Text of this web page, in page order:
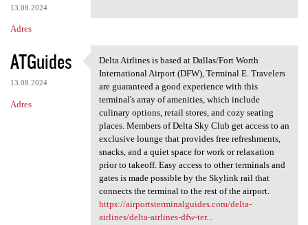
13.08.2024
Adres
ATGuides
13.08.2024
Adres
Delta Airlines is based at
Delta Airlines is based at Dallas/Fort Worth
International Airport (DFW), Terminal E. Travelers
are guaranteed a good experience with this
terminal's array of amenities, which include
culinary options, retail stores, and cozy seating
places. Members of Delta Sky Club get access to an
exclusive lounge that provides free refreshments,
snacks, and a quiet space for work or relaxation
prior to takeoff. Easy access to other terminals and
gates is made possible by the Skylink rail that
connects the terminal to the rest of the airport.
https://airportsterminalguides.com/delta-
airlines/delta-airlines-dfw-ter...